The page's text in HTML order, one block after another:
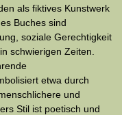
als fiktives Kunstwerk
Buches sind
soziale Gerechtigkeit
schwierigen Zeiten.
etwa durch
und
Stil ist poetisch und